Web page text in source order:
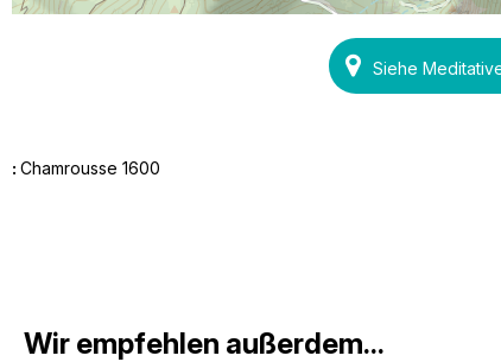
Siehe
: Chamrousse 1600
Wir empfehlen außerdem...